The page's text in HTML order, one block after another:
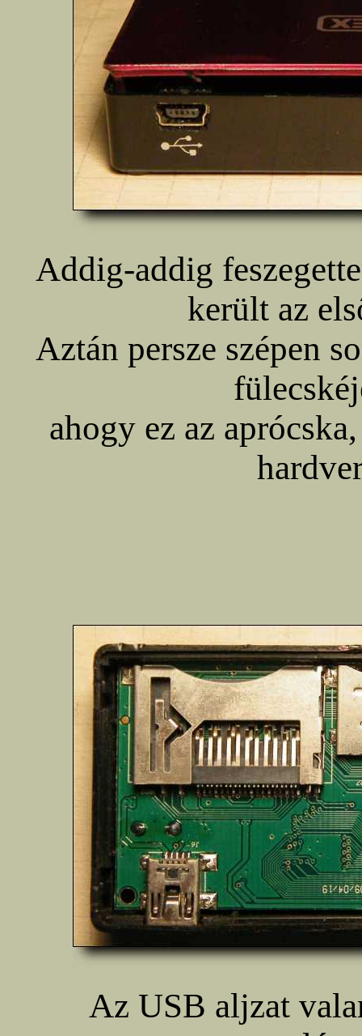
Addig-addig
került az
Aztán persze szépen
ahogy ez az
Az USB aljzat